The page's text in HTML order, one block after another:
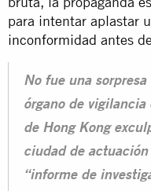
para intentar aplastar
inconformidad antes
No fue una
órgano de
de Hong Kong
ciudad de
“informe de